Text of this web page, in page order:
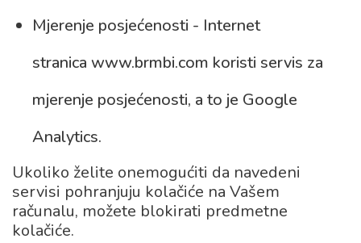
Mjerenje posjećenosti - Internet
stranica www.brmbi.com koristi servis za
mjerenje posjećenosti, a to je Google
Analytics.
Ukoliko želite onemogućiti da navedeni
servisi pohranjuju kolačiće na Vašem
računalu, možete blokirati predmetne
kolačiće.